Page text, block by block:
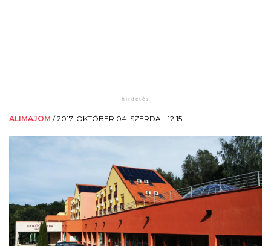
ALIMAJOM /2017. OKTÓBER 04. SZERDA - 12:15